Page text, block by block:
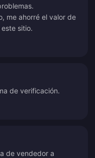
me ahorré el valor de
sitio.
de verificación.
de vendedor a